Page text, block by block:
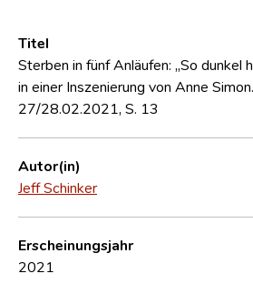
Kontakt
Titel
Sterben in fünf Anläufen: „So dunkel
in einer Inszenierung von Anne
27/28.02.2021, S. 13
Autor(in)
Jeff Schinker
Erscheinungsjahr
2021